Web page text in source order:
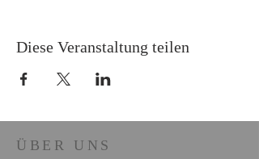
Diese Veranstaltung teilen
ÜBER UNS